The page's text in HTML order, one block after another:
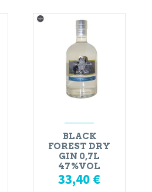
BLACK
FOREST DRY
GIN 0,7L
47%VOL
33,40 €